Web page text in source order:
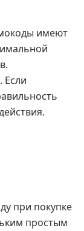
имеют
Если
при покупке
простым